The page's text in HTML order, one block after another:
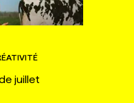
juillet